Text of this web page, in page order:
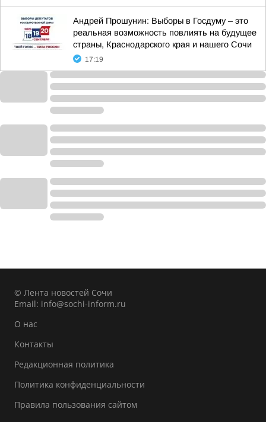
Андрей Прошунин: Выборы в Госдуму – это
реальная возможность повлиять на будущее
страны, Краснодарского края и нашего Сочи
17:19
© Лента новостей Сочи
Email: info@sochi-inform.ru
О нас
Контакты
Редакционная политика
Политика конфиденциальности
Правила пользования сайтом